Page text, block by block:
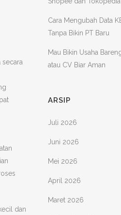
secara
dan
Cara Mengubah Data
Tanpa Bikin PT Baru
Mau Bikin Usaha
atau CV Biar Aman
ARSIP
Juli 2026
Juni 2026
Mei 2026
April 2026
Maret 2026